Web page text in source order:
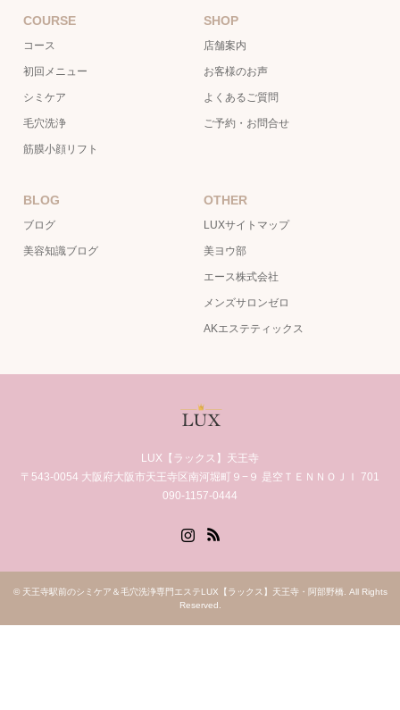
COURSE
コース
初回メニュー
シミケア
毛穴洗浄
筋膜小顔リフト
SHOP
店舗案内
お客様のお声
よくあるご質問
ご予約・お問合せ
BLOG
ブログ
美容知識ブログ
OTHER
LUXサイトマップ
美ヨウ部
エース株式会社
メンズサロンゼロ
AKエステティックス
LUX【ラックス】天王寺
〒543-0054 大阪府大阪市天王寺区南河堀町９−９ 是空ＴＥＮＮＯＪＩ 701
090-1157-0444
© 天王寺駅前のシミケア＆毛穴洗浄専門エステLUX【ラックス】天王寺・阿部野橋. All Rights
Reserved.